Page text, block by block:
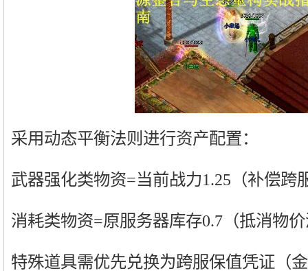
采用动态平衡法则进行资产配置：
武器强化类物资=当前战力1.25（补偿跨
消耗类物资=原服务器库存0.7（抵消物
特殊道具需优先兑换为跨服保值凭证（